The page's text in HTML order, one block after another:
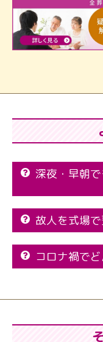
深夜・早朝
故人を式場
コロナ禍で